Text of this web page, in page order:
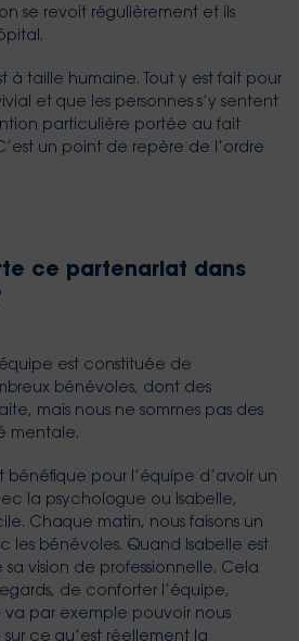
se revoit régulièrement et ils
à taille humaine. Tout y est fait pour
et que les personnes s’y sentent
particulière portée au fait
un point de repère de l’ordre
ce partenariat dans
est constituée de
bénévoles, dont des
mais nous ne sommes pas des
mentale.
bénéfique pour l’équipe d’avoir un
la psychologue ou Isabelle,
Chaque matin, nous faisons un
les bénévoles. Quand Isabelle est
sa vision de professionnelle. Cela
de conforter l’équipe,
va par exemple pouvoir nous
ce qu’est réellement la